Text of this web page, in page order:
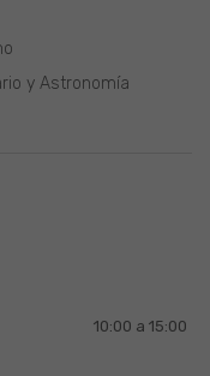
y Astronomía
10:00 a 15:00